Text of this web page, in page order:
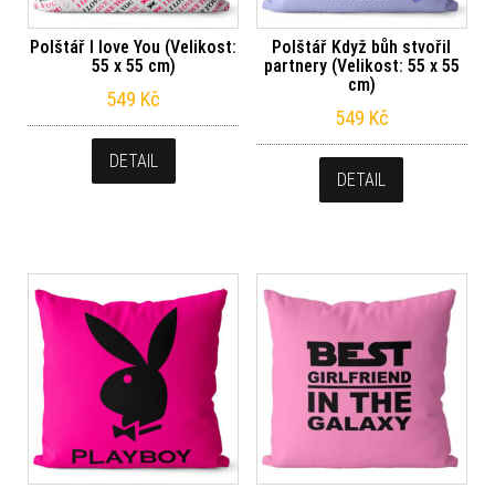
Polštář I love You (Velikost:
55 x 55 cm)
549 Kč
DETAIL
Polštář Když bůh stvořil
partnery (Velikost: 55 x 55
cm)
549 Kč
DETAIL